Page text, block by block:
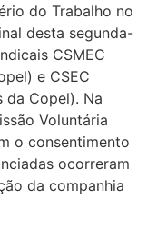
do Trabalho no
desta segunda-
CSMEC
e CSEC
da Copel). Na
Voluntária
o consentimento
ocorreram
da companhia